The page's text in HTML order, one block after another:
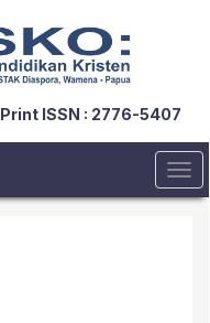
Print ISSN : 2776-5407